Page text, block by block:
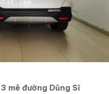
mê đường Dũng Sĩ